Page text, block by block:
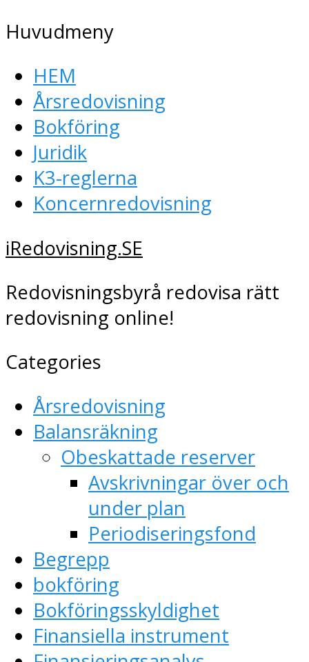
Huvudmeny
HEM
Årsredovisning
Bokföring
Juridik
K3-reglerna
Koncernredovisning
iRedovisning.SE
Redovisningsbyrå redovisa rätt
redovisning online!
Categories
Årsredovisning
Balansräkning
Obeskattade reserver
Avskrivningar över och
under plan
Periodiseringsfond
Begrepp
bokföring
Bokföringsskyldighet
Finansiella instrument